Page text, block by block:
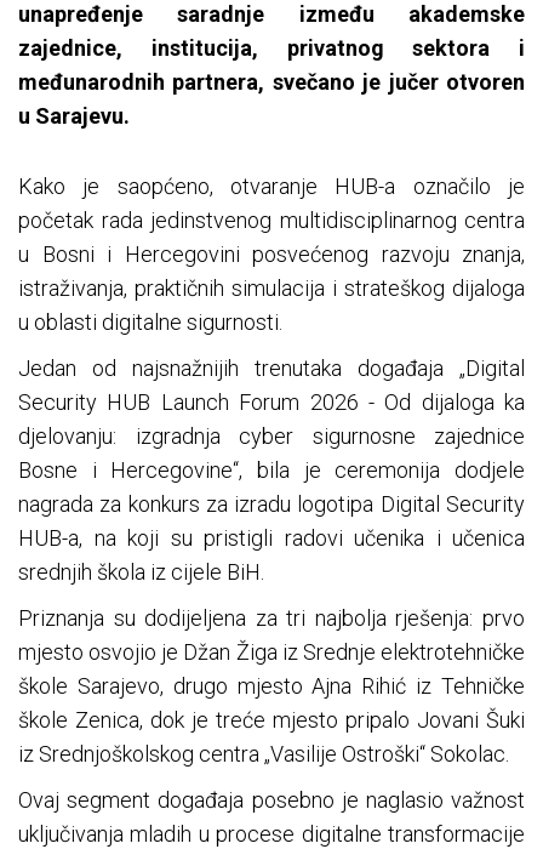
unapređenje saradnje između akademske
zajednice, institucija, privatnog sektora i
međunarodnih partnera, svečano je jučer otvoren
u Sarajevu.
Kako je saopćeno, otvaranje HUB-a označilo je
početak rada jedinstvenog multidisciplinarnog centra
u Bosni i Hercegovini posvećenog razvoju znanja,
istraživanja, praktičnih simulacija i strateškog dijaloga
u oblasti digitalne sigurnosti.
Jedan od najsnažnijih trenutaka događaja „Digital
Security HUB Launch Forum 2026 - Od dijaloga ka
djelovanju: izgradnja cyber sigurnosne zajednice
Bosne i Hercegovine“, bila je ceremonija dodjele
nagrada za konkurs za izradu logotipa Digital Security
HUB-a, na koji su pristigli radovi učenika i učenica
srednjih škola iz cijele BiH.
Priznanja su dodijeljena za tri najbolja rješenja: prvo
mjesto osvojio je Džan Žiga iz Srednje elektrotehničke
škole Sarajevo, drugo mjesto Ajna Rihić iz Tehničke
škole Zenica, dok je treće mjesto pripalo Jovani Šuki
iz Srednjoškolskog centra „Vasilije Ostroški“ Sokolac.
Ovaj segment događaja posebno je naglasio važnost
uključivanja mladih u procese digitalne transformacije